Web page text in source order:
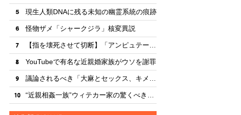
・
現生人類DNAに残る未知の幽霊系統の痕跡
・
怪物ザメ「シャークジラ」核変異説
・ 【指を壊死させて切断】「アンピュテーション」に挑む女―インタビュー
・
YouTubeで有名な近親婚家族がウソを謝罪
・ 議論されるべき「大麻とセックス、キメセク」の真実を暴露！
・ “近親相姦一族”ウィテカー家の驚くべき素顔